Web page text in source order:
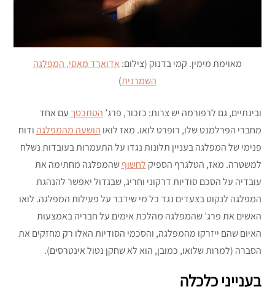
מאוימת מימין. קמי בדנוק (צילום: אדוארד מאסי, המפלגה
השמרנית)
ובינתיים, גם לרפורמה יש צרות: כזכור, פרג’ הסתכסך עם אחד
מחברי הפרלמנט שלו, רופרט לואו. מאז לואו הושעה מהמפלגה ודוח
פנימי של המפלגה בעניין תלונות נגדו על התעמרות בעובדות נשלח
למשטרה. מאז, הטלגרף הספיק לחשוףשהמפלגה מחתימה את
עובדיה על הסכם סודיות דרקוני וחריג, שבגדול יאפשר להנהגת
המפלגה לנקוט בצעדים נגד כל מי שידבר על פעילות המפלגה. לואו
האשים את פרג’ שהמפלגה מהלכת אימים על חבריה באמצעות
האיום שהם ייזרקו מהמפלגה, והסכמי הסודיות האלו רק מחזקים את
הסברה (למרות שלואו, כמובן, הוא לא שחקן נטול אינטרסים).
בענייני כלכלה